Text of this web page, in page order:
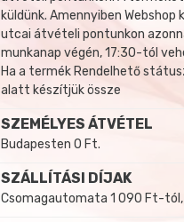
küldünk. Amennyiben
utcai átvételi pontunkon
munkanap végén, 17:30-tól
Ha a termék Rendelhető
alatt készítjük össze
SZEMÉLYES ÁTVÉTEL
Budapesten 0 Ft.
SZÁLLÍTÁSI DÍJAK
Csomagautomata 1 090 Ft-